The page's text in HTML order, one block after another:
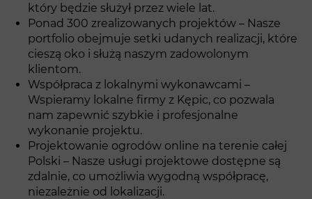
który będzie służył przez wiele lat.
Ponad 300 zrealizowanych projektów – Nasze
portfolio obejmuje setki udanych realizacji, które
cieszą oko i służą naszym zadowolonym
klientom.
Współpraca z lokalnymi wykonawcami –
Wspieramy lokalne firmy z Kępic, co pozwala
nam zapewnić szybkie i profesjonalne
wykonanie projektu.
Projektowanie ogrodów online na terenie całej
Polski – Nasze usługi projektowe dostępne są
zdalnie, co umożliwia wygodną współpracę,
niezależnie od lokalizacji.